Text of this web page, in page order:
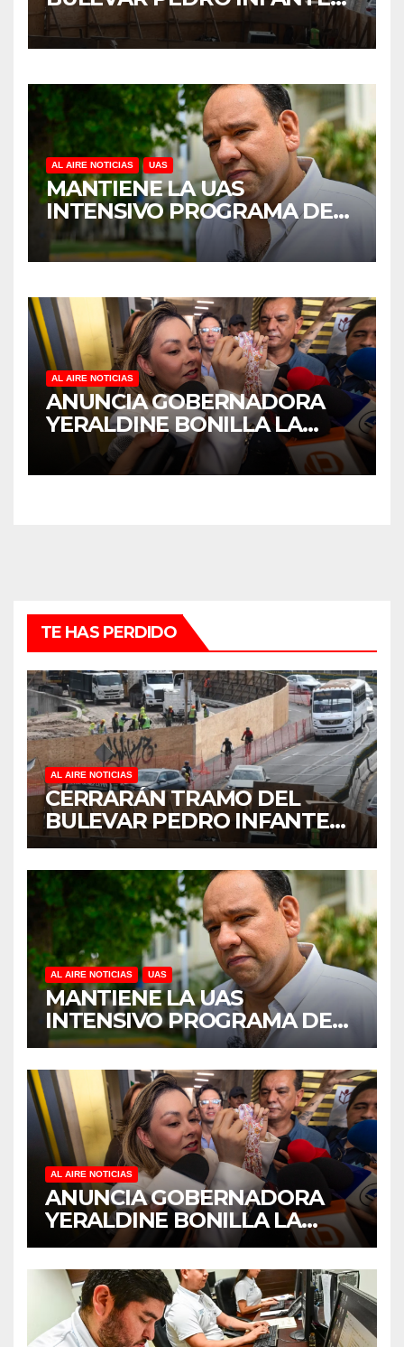
PARA ACELERAR OBRAS
ANTES DEL REGRESO A
AL AIRE NOTICIAS UAS
MANTIENE LA UAS
INTENSIVO PROGRAMA DE
MANTENIMIENTO Y
REHABILITACIÓN EN SUS
DEL CICLO ESCOLAR 2026-
2027
AL AIRE NOTICIAS
ANUNCIA GOBERNADORA
YERALDINE BONILLA LA
REAPERTURA DEL
PROGRAMA “PONTE AL
TE HAS PERDIDO
AL AIRE NOTICIAS
CERRARÁN TRAMO DEL
BULEVAR PEDRO INFANTE
PARA ACELERAR OBRAS
ANTES DEL REGRESO A
CLASES
AL AIRE NOTICIAS UAS
MANTIENE LA UAS
INTENSIVO PROGRAMA DE
MANTENIMIENTO Y
REHABILITACIÓN EN SUS
PLANTELES ANTE EL INICIO
DEL CICLO ESCOLAR 2026-
2027
AL AIRE NOTICIAS
ANUNCIA GOBERNADORA
YERALDINE BONILLA LA
REAPERTURA DEL
PROGRAMA “PONTE AL
CORRIENTE” PARA APOYAR
LA ECONOMÍA FAMILIAR EN
SINALOA